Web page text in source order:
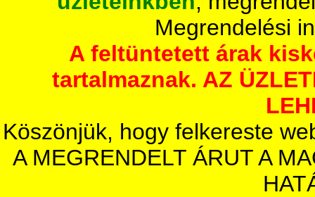
Megrendelési
A feltüntetett árak
tartalmaznak. AZ
Köszönjük, hogy felkereste
A MEGRENDELT ÁRUT A